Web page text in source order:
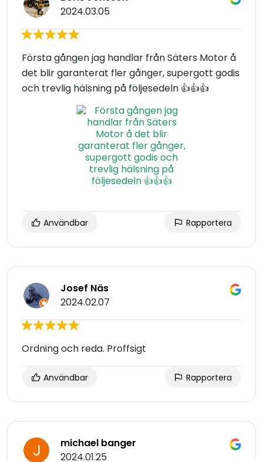
2024.03.05
Första gången jag handlar från Säters Motor å
det blir garanterat fler gånger, supergott godis
och trevlig hälsning på följesedeln 👍👍👍
Användbar Rapportera
Josef Näs
2024.02.07
Ordning och reda. Proffsigt
Användbar Rapportera
michael banger
2024.01.25